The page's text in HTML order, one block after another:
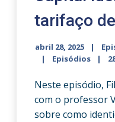
tarifaço
abril 28, 2025
Episódios
Neste episódio,
com o professor
sobre como